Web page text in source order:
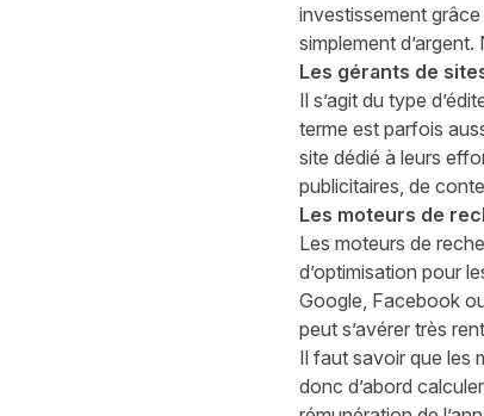
investissement
simplement
Les gérants de
Il s’agit du type
terme est parfois
site dédié à leurs
publicitaires, de
Les moteurs de
Les moteurs de
d’optimisation pour
Google, Facebook
peut s’avérer très
Il faut savoir que les
donc d’abord